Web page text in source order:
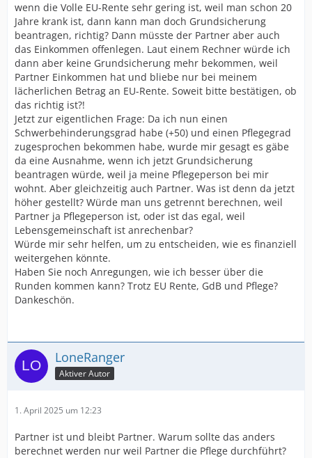
wenn die Volle EU-Rente sehr gering ist, weil man schon 20
Jahre krank ist, dann kann man doch Grundsicherung
beantragen, richtig? Dann müsste der Partner aber auch
das Einkommen offenlegen. Laut einem Rechner würde ich
dann aber keine Grundsicherung mehr bekommen, weil
Partner Einkommen hat und bliebe nur bei meinem
lächerlichen Betrag an EU-Rente. Soweit bitte bestätigen, ob
das richtig ist?!
Jetzt zur eigentlichen Frage: Da ich nun einen
Schwerbehinderungsgrad habe (+50) und einen Pflegegrad
zugesprochen bekommen habe, wurde mir gesagt es gäbe
da eine Ausnahme, wenn ich jetzt Grundsicherung
beantragen würde, weil ja meine Pflegeperson bei mir
wohnt. Aber gleichzeitig auch Partner. Was ist denn da jetzt
höher gestellt? Würde man uns getrennt berechnen, weil
Partner ja Pflegeperson ist, oder ist das egal, weil
Lebensgemeinschaft ist anrechenbar?
Würde mir sehr helfen, um zu entscheiden, wie es finanziell
weitergehen könnte.
Haben Sie noch Anregungen, wie ich besser über die
Runden kommen kann? Trotz EU Rente, GdB und Pflege?
Dankeschön.
LoneRanger
Aktiver Autor
1. April 2025 um 12:23
Partner ist und bleibt Partner. Warum sollte das anders
berechnet werden nur weil Partner die Pflege durchführt?